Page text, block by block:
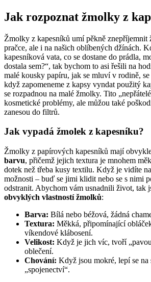
Jak​ rozpoznat žmolky⁤ z
Žmolky z kapesníků umí pěkně znepříjemnit
pračce, ale ‌i na ‍našich oblíbených džínách.
‌kapesníková ‌vata,⁣ co se dostane do prádla,
dostala sem?“, tak bychom to⁢ asi⁤ řešili⁣ na
malé kousky papíru, jak se mluví v rodině,
když‌ zapomeneme z kapsy vyndat použitý
se ​rozpadnou ⁤na malé žmolky. Tito
⁤kosmetické problémy, ale můžou také
zanesou do⁣ filtrů. ⁣
Jak vypadá žmolek z kapesníku?
Žmolky z papírových ⁤kapesníků mají
barvu, přičemž jejich textura je mnohem
dotek⁣ než třeba kusy​ textilu. Když ⁢je ⁢vidíte
možnosti – buď se jimi klidit nebo se ‍s ⁢nimi‍
odstranit. Abychom⁣ vám usnadnili život, ‌tak
obvyklých vlastností​ žmolků:
Barva: Bílá ⁣nebo⁣ béžová, žádná
Textura: Měkká, připomínající‍
⁣víkendové klábosení.
Velikost: Když je jich ​víc, tvoří
oblečení.
Chování: Když jsou mokré, ​lepí ​se na
„spojenectví“.